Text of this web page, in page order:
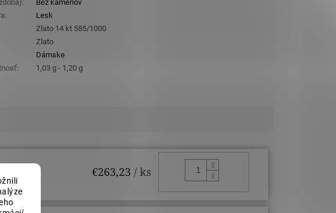
:
Bez kameňov
:
Lesk
Zlato 14 kt 585/1000
Zlato
Dámske
: 1,03 g - 1,20 g
€263,23 / ks